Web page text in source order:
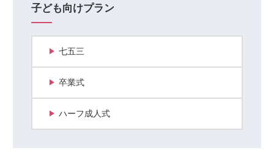
子ども向けプラン
七五三
卒業式
ハーフ成人式